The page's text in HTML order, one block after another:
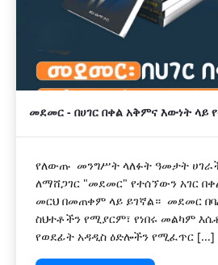
መደመር - በሀገር በቀል አቅምና እውነት ላይ
የለውጡ መንግሥት ላለፉት ዓመታት
ለማሸጋገር "መደመር" የተሰኘውን አገር
መርህ በመጠቀም ላይ ይገኛል። መደመር
ስህተቶችን የሚያርም፣ የነበሩ መልካም
የወደፊት አዳዲስ ዕድሎችን የሚፈጥር [...]